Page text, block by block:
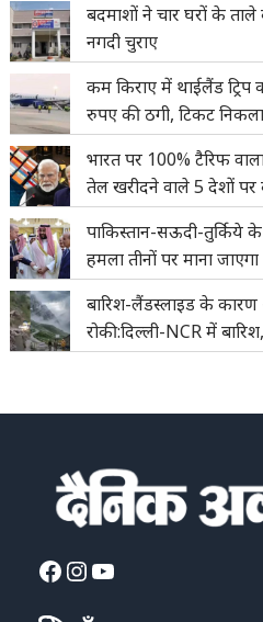
बदमाशों ने चार घरों के
नगदी चुराए
कम किराए में थाईलैंड
रुपए की ठगी, टिकट
भारत पर 100% टैरिफ
तेल खरीदने वाले 5 देशों पर
पाकिस्तान-सऊदी-तुर्किये
हमला तीनों पर माना जाएगा
बारिश-लैंडस्लाइड के कारण
रोकी:दिल्ली-NCR में
Facebook
Instagram
YouTube